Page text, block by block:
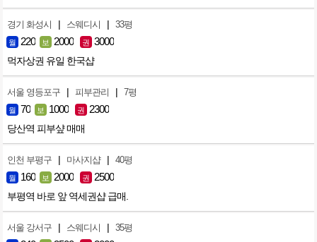
경기 화성시 | 스웨디시 | 33평
월 220 보 2000 권 3000
먹자상권 유일 한국샵
서울 영등포구 | 피부관리 | 7평
월 70 보 1000 권 2300
당산역 피부샾 매매
인천 부평구 | 마사지샵 | 40평
월 160 보 2000 권 2500
부평역 바로 앞 역세권샵 급매.
서울 강서구 | 스웨디시 | 35평